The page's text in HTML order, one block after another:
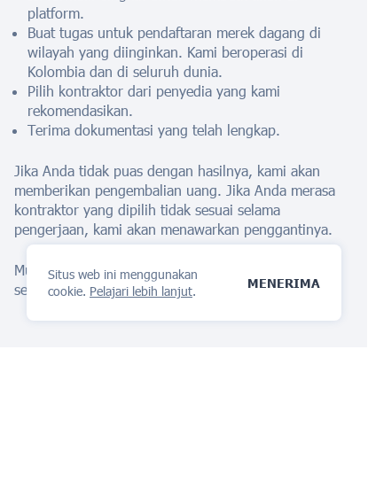
Situs web ini menggunakan
cookie. Pelajari lebih lanjut.
MENERIMA
platform.
Buat tugas untuk pendaftaran merek dagang di
wilayah yang diinginkan. Kami beroperasi di
Kolombia dan di seluruh dunia.
Pilih kontraktor dari penyedia yang kami
rekomendasikan.
Terima dokumentasi yang telah lengkap.
Jika Anda tidak puas dengan hasilnya, kami akan
memberikan pengembalian uang. Jika Anda merasa
kontraktor yang dipilih tidak sesuai selama
pengerjaan, kami akan menawarkan penggantinya.
Mulailah perlindungan dengan kami
sekarang!